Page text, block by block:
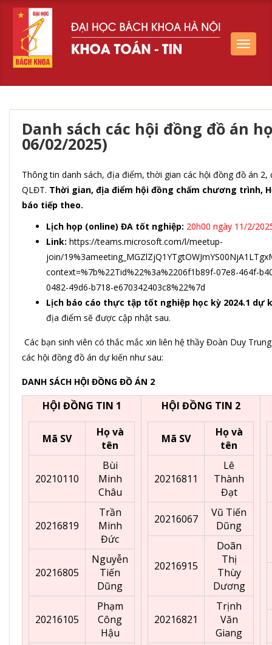
Toggle
Danh sách các hội đồng đồ án
06/02/2025)
Thông tin danh sách, địa điểm, thời gian các hội đồng đồ án
QLĐT. Thời gian, địa điểm hội đồng chấm chương trình,
báo tiếp theo.
Lịch họp (online) ĐA tốt nghiệp: 20h00 ngày 11/2/
Link: https://teams.microsoft.com/l/meetup-
join/
context=%7b%22Tid%22%3a%2206f1b89f-07e8-464f-
0482-49d6-b718-e670342403c8%22%7d
Lịch báo cáo thực tập tốt nghiệp học kỳ 2024.1 dự
địa điểm sẽ được cập nhật sau.
Các bạn sinh viên có thắc mắc xin liên hệ thầy Đoàn Duy
các hội đồng đồ án dự kiến như sau:
DANH SÁCH HỘI ĐỒNG ĐỒ ÁN 2
HỘI ĐỒNG TIN 1
Mã SV
Họ và
tên
20210110
Bùi
Minh
Châu
20216819
Trần
Minh
Đức
20216805
Nguyễn
Tiến
Dũng
20216105
Phạm
Công
Hậu
HỘI ĐỒNG TIN 2
Mã SV
Họ và
tên
20216811
Lê
Thành
Đạt
20216067
Vũ Tiến
Dũng
20216915
Doãn
Thị
Thùy
Dương
20216821
Trịnh
Văn
Giang